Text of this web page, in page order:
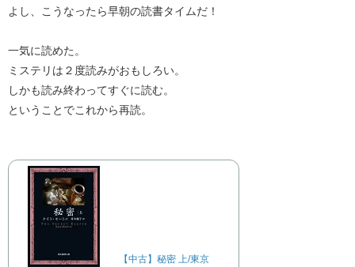
よし、こうなったら早朝の読書タイムだ！
一気に読めた。
ミステリは２度読みがおもしろい。
しかも読み終わってすぐに読む。
ということでこれから再読。
【中古】秘密 上/東京